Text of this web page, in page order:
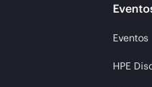
Eventos
HPE